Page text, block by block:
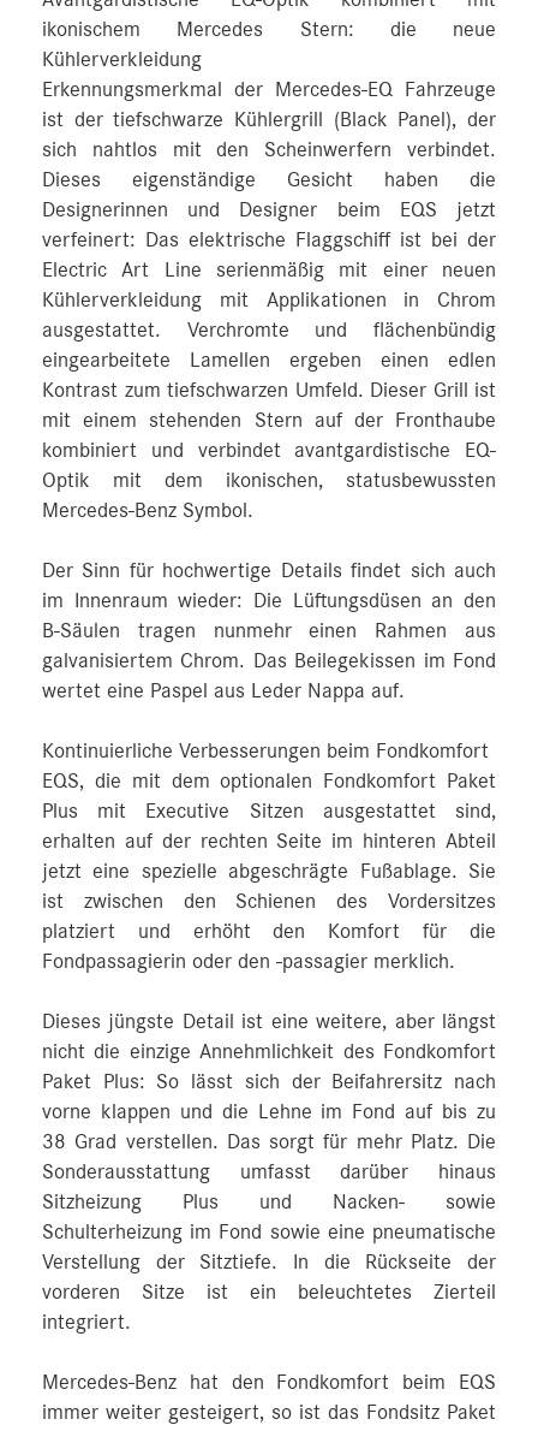
ikonischem Mercedes Stern: die neue
Kühlerverkleidung
Erkennungsmerkmal der Mercedes‑EQ Fahrzeuge
ist der tiefschwarze Kühlergrill (Black Panel), der
sich nahtlos mit den Scheinwerfern verbindet.
Dieses eigenständige Gesicht haben die
Designerinnen und Designer beim EQS jetzt
verfeinert: Das elektrische Flaggschiff ist bei der
Electric Art Line serienmäßig mit einer neuen
Kühlerverkleidung mit Applikationen in Chrom
ausgestattet. Verchromte und flächenbündig
eingearbeitete Lamellen ergeben einen edlen
Kontrast zum tiefschwarzen Umfeld. Dieser Grill ist
mit einem stehenden Stern auf der Fronthaube
kombiniert und verbindet avantgardistische EQ-
Optik mit dem ikonischen, statusbewussten
Mercedes‑Benz Symbol.
Der Sinn für hochwertige Details findet sich auch
im Innenraum wieder: Die Lüftungsdüsen an den
B‑Säulen tragen nunmehr einen Rahmen aus
galvanisiertem Chrom. Das Beilegekissen im Fond
wertet eine Paspel aus Leder Nappa auf.
Kontinuierliche Verbesserungen beim Fondkomfort
EQS, die mit dem optionalen Fondkomfort Paket
Plus mit Executive Sitzen ausgestattet sind,
erhalten auf der rechten Seite im hinteren Abteil
jetzt eine spezielle abgeschrägte Fußablage. Sie
ist zwischen den Schienen des Vordersitzes
platziert und erhöht den Komfort für die
Fondpassagierin oder den -passagier merklich.
Dieses jüngste Detail ist eine weitere, aber längst
nicht die einzige Annehmlichkeit des Fondkomfort
Paket Plus: So lässt sich der Beifahrersitz nach
vorne klappen und die Lehne im Fond auf bis zu
38 Grad verstellen. Das sorgt für mehr Platz. Die
Sonderausstattung umfasst darüber hinaus
Sitzheizung Plus und Nacken- sowie
Schulterheizung im Fond sowie eine pneumatische
Verstellung der Sitztiefe. In die Rückseite der
vorderen Sitze ist ein beleuchtetes Zierteil
integriert.
Mercedes‑Benz hat den Fondkomfort beim EQS
immer weiter gesteigert, so ist das Fondsitz Paket